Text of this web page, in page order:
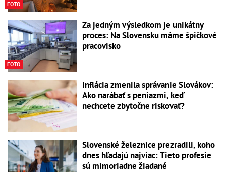
FOTO
FOTO
Za jedným výsledkom je unikátny
proces: Na Slovensku máme špičkové
pracovisko
Inflácia zmenila správanie Slovákov:
Ako narábať s peniazmi, keď
nechcete zbytočne riskovať?
Slovenské železnice prezradili, koho
dnes hľadajú najviac: Tieto profesie
sú mimoriadne žiadané